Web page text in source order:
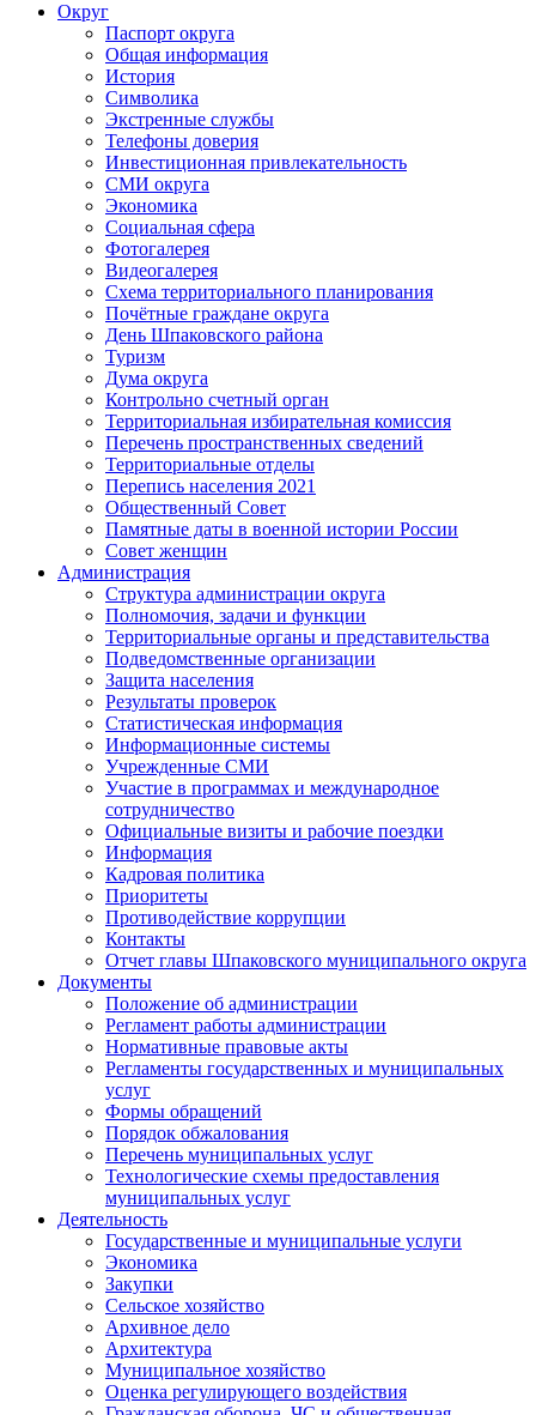
Округ
Паспорт округа
Общая информация
История
Символика
Экстренные службы
Телефоны доверия
Инвестиционная привлекательность
СМИ округа
Экономика
Социальная сфера
Фотогалерея
Видеогалерея
Схема территориального планирования
Почётные граждане округа
День Шпаковского района
Туризм
Дума округа
Контрольно счетный орган
Территориальная избирательная комиссия
Перечень пространственных сведений
Территориальные отделы
Перепись населения 2021
Общественный Совет
Памятные даты в военной истории России
Совет женщин
Администрация
Структура администрации округа
Полномочия, задачи и функции
Территориальные органы и представительства
Подведомственные организации
Защита населения
Результаты проверок
Статистическая информация
Информационные системы
Учрежденные СМИ
Участие в программах и международное
сотрудничество
Официальные визиты и рабочие поездки
Информация
Кадровая политика
Приоритеты
Противодействие коррупции
Контакты
Отчет главы Шпаковского муниципального округа
Документы
Положение об администрации
Регламент работы администрации
Нормативные правовые акты
Регламенты государственных и муниципальных
услуг
Формы обращений
Порядок обжалования
Перечень муниципальных услуг
Технологические схемы предоставления
муниципальных услуг
Деятельность
Государственные и муниципальные услуги
Экономика
Закупки
Сельское хозяйство
Архивное дело
Архитектура
Муниципальное хозяйство
Оценка регулирующего воздействия